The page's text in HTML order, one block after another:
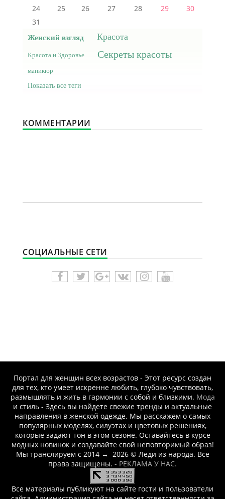
24
25 26 27 28 29
30
31
Женский взгляд Красота
Красота и Здоровье Секреты красоты
маникюр
Показать все теги
КОММЕНТАРИИ
СОЦИАЛЬНЫЕ СЕТИ
Портал для женщин всех возрастов - Этот ресурс создан
для тех, кто умеет искренне любить, глубоко чувствовать,
размышлять и жить в гармонии с собой и близкими. Мода
и стиль - Здесь вы найдете свежие тренды и актуальные
направления в женской одежде. Мы расскажем о самых
популярных моделях, силуэтах и цветовых решениях,
которые задают тон в этом сезоне. Оставайтесь в курсе
модных новинок и создавайте свой неповторимый образ!
Мы транслируем с 2014→ 2026© Леди из народа. Все
права защищены. - РЕКЛАМА У НАС.
Все материалы публикуют на сайте гости и пользователи